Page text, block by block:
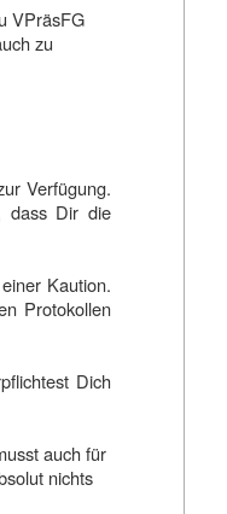
VPräsFG
zu
Verfügung.
dass Dir die
Kaution.
Protokollen
Dich
auch für
nichts